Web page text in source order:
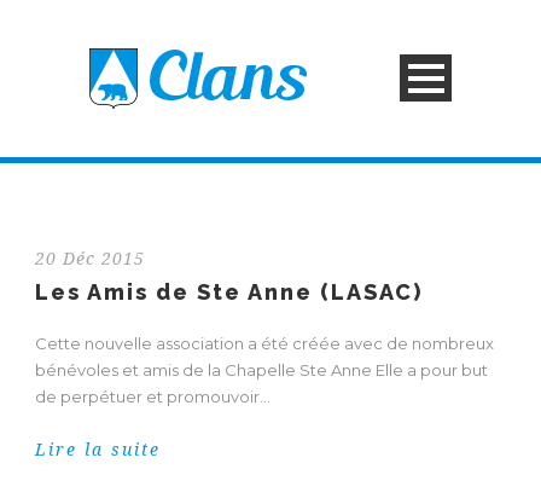
20 Déc 2015
Les Amis de Ste Anne (LASAC)
Cette nouvelle association a été créée avec de nombreux
bénévoles et amis de la Chapelle Ste Anne Elle a pour but
de perpétuer et promouvoir...
Lire la suite